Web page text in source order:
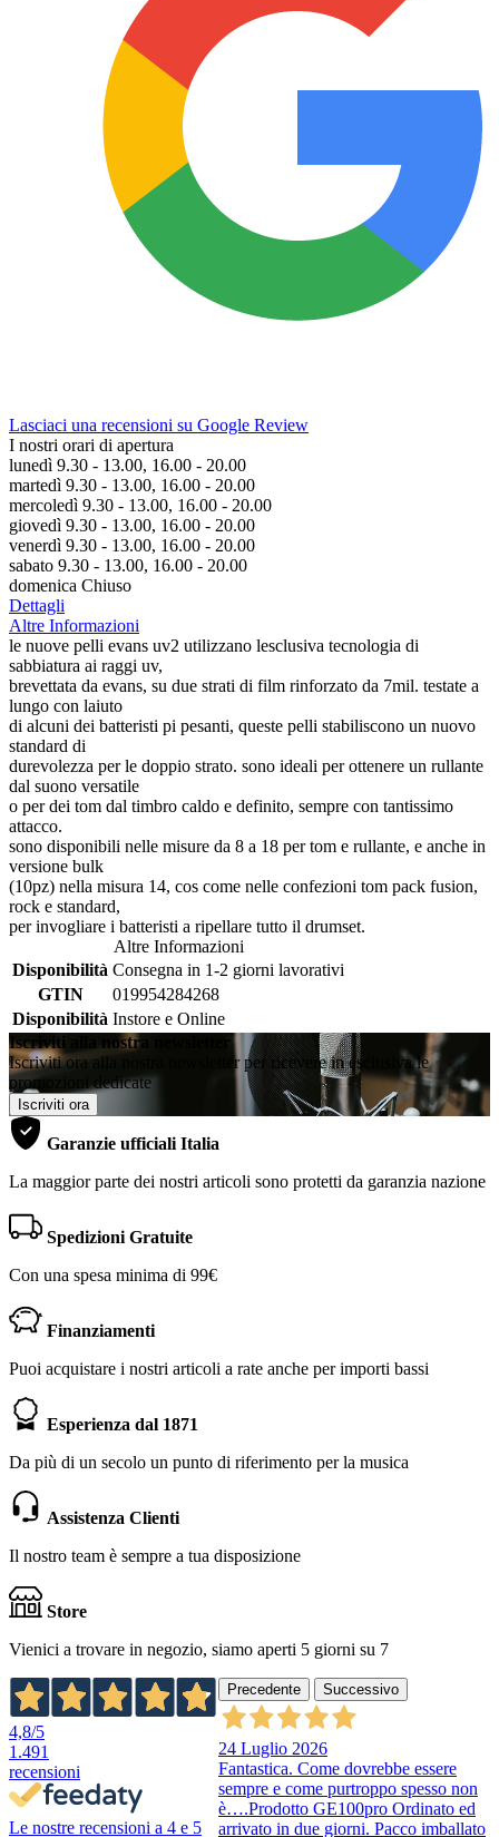
Lasciaci una recensioni su Google Review
I nostri orari di apertura
lunedì 9.30 - 13.00, 16.00 - 20.00
martedì 9.30 - 13.00, 16.00 - 20.00
mercoledì 9.30 - 13.00, 16.00 - 20.00
giovedì 9.30 - 13.00, 16.00 - 20.00
venerdì 9.30 - 13.00, 16.00 - 20.00
sabato 9.30 - 13.00, 16.00 - 20.00
domenica Chiuso
Dettagli
Altre Informazioni
le nuove pelli evans uv2 utilizzano lesclusiva tecnologia di
sabbiatura ai raggi uv,
brevettata da evans, su due strati di film rinforzato da 7mil. testate a
lungo con laiuto
di alcuni dei batteristi pi pesanti, queste pelli stabiliscono un nuovo
standard di
durevolezza per le doppio strato. sono ideali per ottenere un rullante
dal suono versatile
o per dei tom dal timbro caldo e definito, sempre con tantissimo
attacco.
sono disponibili nelle misure da 8 a 18 per tom e rullante, e anche in
versione bulk
(10pz) nella misura 14, cos come nelle confezioni tom pack fusion,
rock e standard,
per invogliare i batteristi a ripellare tutto il drumset.
Altre Informazioni
Disponibilità Consegna in 1-2 giorni lavorativi
GTIN
019954284268
Disponibilità Instore e Online
Iscriviti alla nostra newsletter
Iscriviti ora alla nostra newsletter per ricevere in esclusiva le
promozioni dedicate
Iscriviti ora
Garanzie ufficiali Italia
La maggior parte dei nostri articoli sono protetti da garanzia nazione
Spedizioni Gratuite
Con una spesa minima di 99€
Finanziamenti
Puoi acquistare i nostri articoli a rate anche per importi bassi
Esperienza dal 1871
Da più di un secolo un punto di riferimento per la musica
Assistenza Clienti
Il nostro team è sempre a tua disposizione
Store
Vienici a trovare in negozio, siamo aperti 5 giorni su 7
4,8/5
1.491
recensioni
Le nostre recensioni a 4 e 5
Precedente Successivo
24 Luglio 2026
Fantastica. Come dovrebbe essere
sempre e come purtroppo spesso non
è….Prodotto GE100pro Ordinato ed
arrivato in due giorni. Pacco imballato